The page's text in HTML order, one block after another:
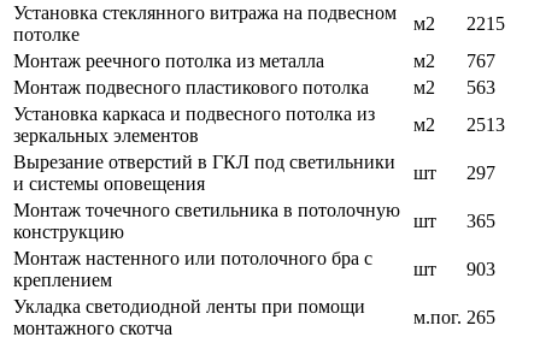
Установка стеклянного витража на подвесном
потолке
м2
2215
Монтаж реечного потолка из металла
м2
767
Монтаж подвесного пластикового потолка
м2
563
Установка каркаса и подвесного потолка из
зеркальных элементов
м2
2513
Вырезание отверстий в ГКЛ под светильники
и системы оповещения
шт
297
Монтаж точечного светильника в потолочную
конструкцию
шт
365
Монтаж настенного или потолочного бра с
креплением
шт
903
Укладка светодиодной ленты при помощи
монтажного скотча
м.пог. 265